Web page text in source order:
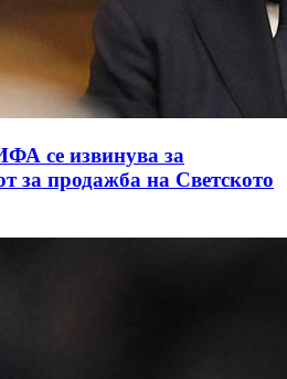
се извинува за
за продажба на Светското